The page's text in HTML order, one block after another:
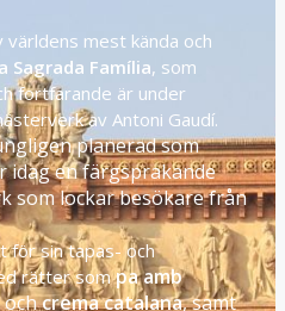
världens mest kända och
Sagrada Família, som
fortfarande är under
av Antoni Gaudí.
planerad som
idag en färgsprakande
som lockar besökare från
för sin tapas- och
rätter sompa amb
ochcrema catalana, samt